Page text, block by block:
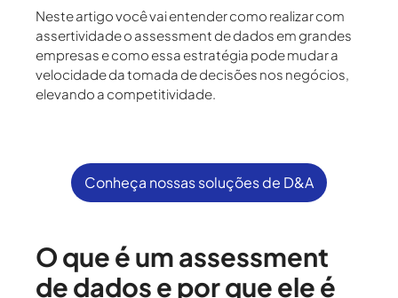
Neste artigo você vai entender como realizar com
assertividade o assessment de dados em grandes
empresas e como essa estratégia pode mudar a
velocidade da tomada de decisões nos negócios,
elevando a competitividade.
Conheça nossas soluções de D&A
O que é um assessment
de dados e por que ele é